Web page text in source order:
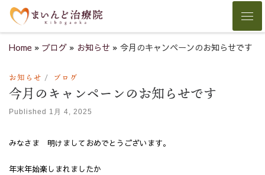
Skip to content
Home » ブログ » お知らせ » 今月のキャンペーンのお知らせです
お知らせ ブログ
今月のキャンペーンのお知らせです
Published 1月 4, 2025
みなさま 明けましておめでとうございます。
年末年始楽しまれましたか